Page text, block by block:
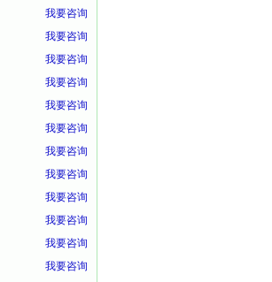
我要咨询
我要咨询
我要咨询
我要咨询
我要咨询
我要咨询
我要咨询
我要咨询
我要咨询
我要咨询
我要咨询
我要咨询